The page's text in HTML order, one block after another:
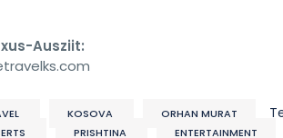
Ausziit:
KOSOVA
ORHAN MURAT
PRISHTINA
ENTERTAINMENT